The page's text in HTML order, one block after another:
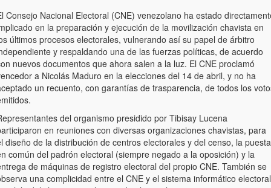
Consejo Nacional Electoral (CNE) venezolano ha estado
en la preparación y ejecución de la movilización chavista en
últimos procesos electorales, vulnerando así su papel de árbitro
y respaldando una de las fuerzas políticas, de acuerdo
nuevos documentos que ahora salen a la luz. El CNE proclamó
a Nicolás Maduro en la elecciones del 14 de abril, y no ha
un recuento, con garantías de trasparencia, de todos los
del organismo presidido por Tibisay Lucena
en reuniones con diversas organizaciones chavistas, para
diseño de la distribución de centros electorales y del censo, la puesta
común del padrón electoral (siempre negado a la oposición) y la
de máquinas de registro electoral del propio CNE. También se
una complicidad entre el CNE y el sistema informático electoral